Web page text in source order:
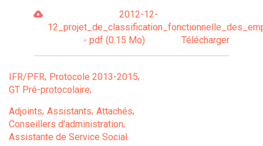
2012-12-
- pdf (0.15 Mo)
Télécharger
IFR/PFR Protocole 2013-2015
GT Pré-protocolaire
Adjoints Assistants Attachés
Conseillers d'administration
Assistante de Service Social